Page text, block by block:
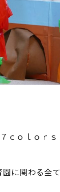
ｃｏｌｏｒｓ
に関わる全て